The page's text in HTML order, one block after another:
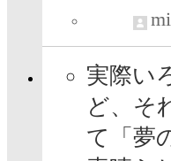
実際い
ど、そ
て「夢